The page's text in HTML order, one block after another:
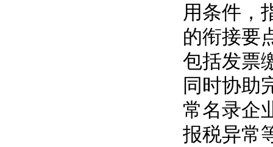
用条件，
的衔接要
包括发票
同时协助
常名录企
报税异常